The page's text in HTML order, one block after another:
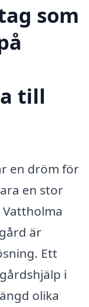
som
till
en dröm för
en stor
är
Ett
i
olika